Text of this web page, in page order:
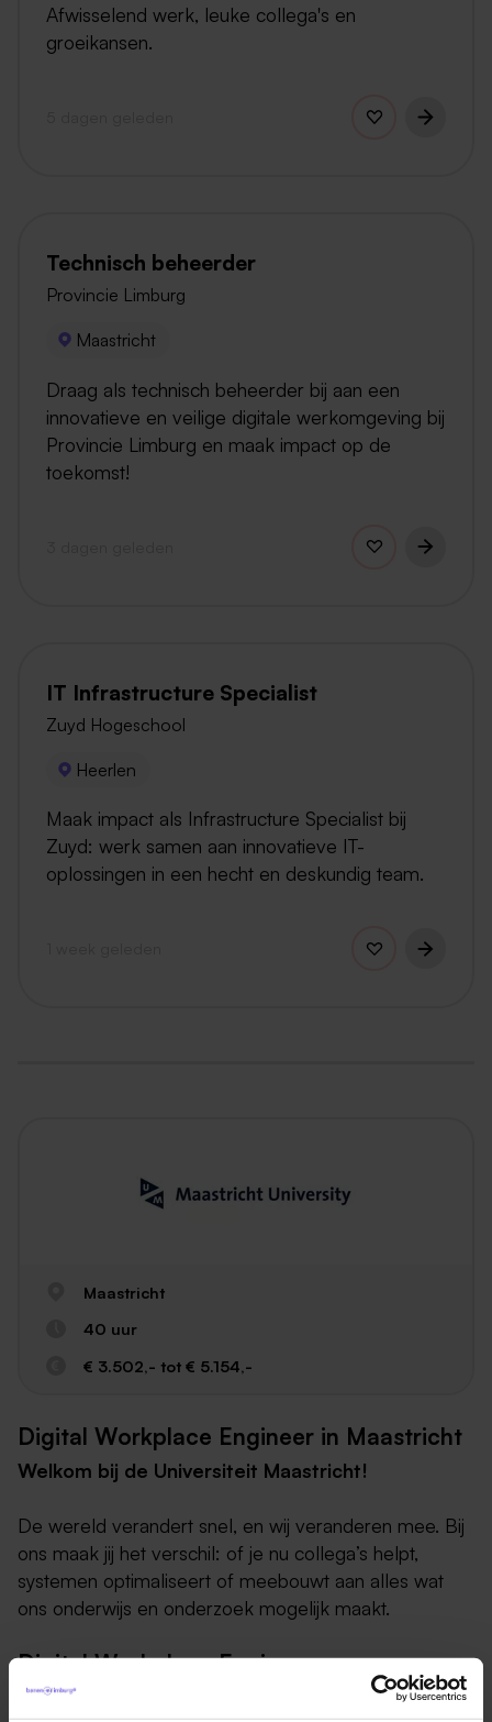
Afwisselend werk, leuke collega's en
groeikansen.
Technisch beheerder
Provincie Limburg
Maastricht
Draag als technisch beheerder bij aan een
innovatieve en veilige digitale werkomgeving bij
Provincie Limburg en maak impact op de
toekomst!
IT Infrastructure Specialist
Zuyd Hogeschool
Heerlen
Maak impact als Infrastructure Specialist bij
Zuyd: werk samen aan innovatieve IT-
oplossingen in een hecht en deskundig team.
Maastricht
40 uur
€ 3.502,- tot € 5.154,-
Digital Workplace Engineer in Maastricht
Welkom bij de Universiteit Maastricht!
De wereld verandert snel, en wij veranderen mee. Bij
ons maak jij het verschil: of je nu collega’s helpt,
systemen optimaliseert of meebouwt aan alles wat
ons onderwijs en onderzoek mogelijk maakt.
Digital Workplace Engineer
Ons doel:
Samen zorgen we voor een veilige,